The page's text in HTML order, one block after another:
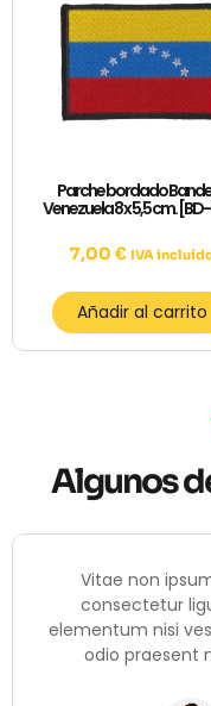
Parche bordado
Venezuela 8 x 5,5 cm.
7,00 € IVA
Añadir al carrito
Algunos
Vitae non
elementum
odio